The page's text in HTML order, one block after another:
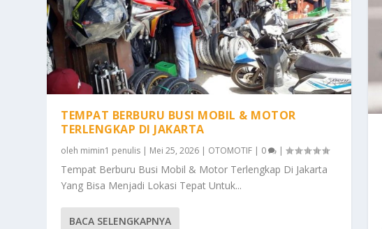
TEMPAT BERBURU BUSI MOBIL & MOTOR
TERLENGKAP DI JAKARTA
oleh mimin1 penulis | Mei 25, 2026 | OTOMOTIF | 0 |
Tempat Berburu Busi Mobil & Motor Terlengkap Di Jakarta
Yang Bisa Menjadi Lokasi Tepat Untuk...
BACA SELENGKAPNYA